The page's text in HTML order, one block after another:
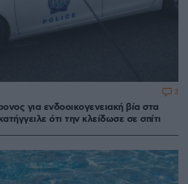
για ενδοοικογενειακή βία στα
ότι την κλείδωσε σε σπίτι
3